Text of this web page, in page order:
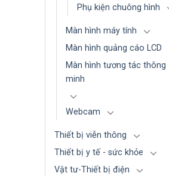
Phụ kiện chuông hình
Màn hình máy tính
Màn hình quảng cáo LCD
Màn hình tương tác thông
minh
Webcam
Thiết bị viễn thông
Thiết bị y tế - sức khỏe
Vật tư-Thiết bị điện